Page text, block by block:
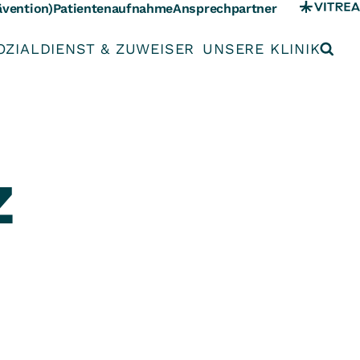
PatientenaufnahmeAnsprechpartner
& ZUWEISER UNSERE KLINIK